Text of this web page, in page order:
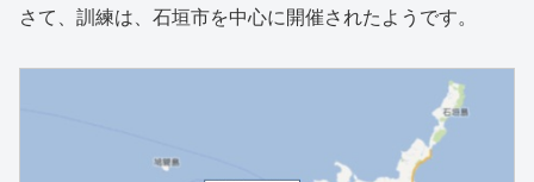
さて、訓練は、石垣市を中心に開催されたようです。